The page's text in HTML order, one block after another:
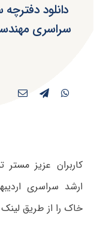
سراسری
کاربران عزیز
خاک را از طریق لینک